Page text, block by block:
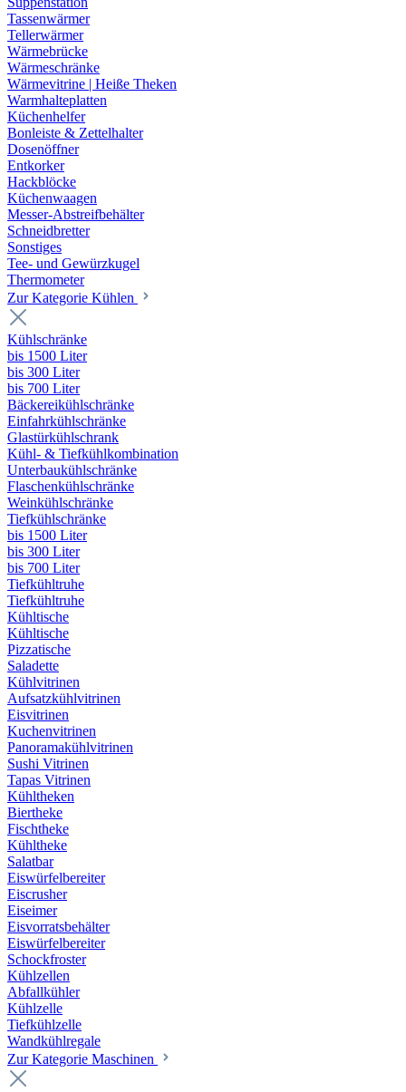
Tassenwärmer
Tellerwärmer
Wärmebrücke
Wärmeschränke
Wärmevitrine | Heiße Theken
Warmhalteplatten
Küchenhelfer
Bonleiste & Zettelhalter
Dosenöffner
Entkorker
Hackblöcke
Küchenwaagen
Messer-Abstreifbehälter
Schneidbretter
Sonstiges
Tee- und Gewürzkugel
Thermometer
Zur Kategorie Kühlen
Kühlschränke
bis 1500 Liter
bis 300 Liter
bis 700 Liter
Bäckereikühlschränke
Einfahrkühlschränke
Glastürkühlschrank
Kühl- & Tiefkühlkombination
Unterbaukühlschränke
Flaschenkühlschränke
Weinkühlschränke
Tiefkühlschränke
bis 1500 Liter
bis 300 Liter
bis 700 Liter
Tiefkühltruhe
Tiefkühltruhe
Kühltische
Kühltische
Pizzatische
Saladette
Kühlvitrinen
Aufsatzkühlvitrinen
Eisvitrinen
Kuchenvitrinen
Panoramakühlvitrinen
Sushi Vitrinen
Tapas Vitrinen
Kühltheken
Biertheke
Fischtheke
Kühltheke
Salatbar
Eiswürfelbereiter
Eiscrusher
Eiseimer
Eisvorratsbehälter
Eiswürfelbereiter
Schockfroster
Kühlzellen
Abfallkühler
Kühlzelle
Tiefkühlzelle
Wandkühlregale
Zur Kategorie Maschinen